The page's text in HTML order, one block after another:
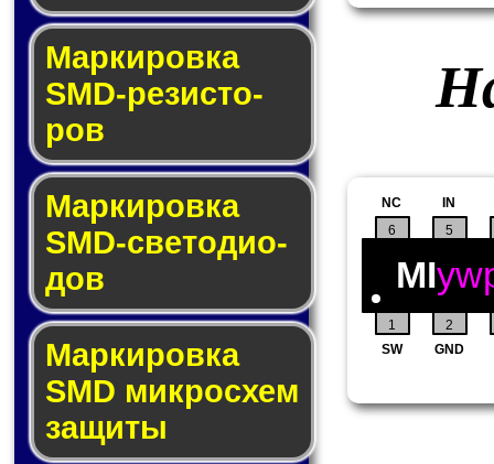
Маркировка
SMD-ре­зис­то­
ров
Маркировка
SMD-све­то­дио­
дов
Мар­ки­ров­ка
SMD мик­рос­хем
защиты
1
2
SW
GND
IN
5
6
NC
MI